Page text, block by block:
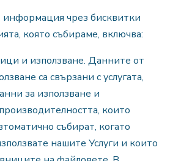
чрез бисквитки
която събираме, включва:
и използване. Данните от
са свързани с услугата,
за използване и
които
събират, когато
нашите Услуги и които